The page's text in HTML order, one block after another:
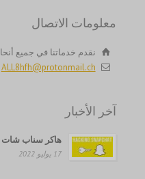
معلومات الاتصال
نقدم خدماتنا في جميع
ALL8hfh@protonmail.ch
آخر الأخبار
هاكر سناب
17 يوليو 2022
Nederlands (België)
Polski
Română
Русский
Svenska